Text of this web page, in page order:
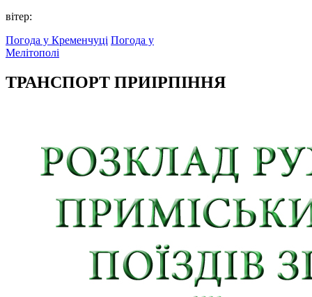
вітер:
Погода у Кременчуці Погода у
Мелітополі
ТРАНСПОРТ ПРИІРПІННЯ